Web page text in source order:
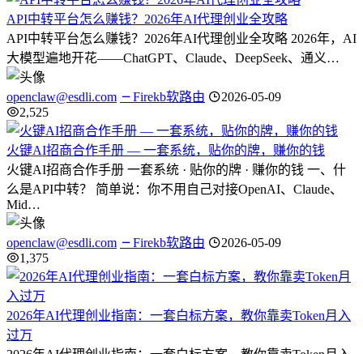
API中转平台怎么赚钱？2026年AI代理创业全攻略
API中转平台怎么赚钱？2026年AI代理创业全攻略 2026年，AI
大模型遍地开花——ChatGPT、Claude、DeepSeek、通义…
openclaw@esdli.com Firekb软路由
2026-05-09
2,525
火键AI招商合作手册 — 一套系统，贴你的牌，赚你的钱
火键AI招商合作手册 一套系统 · 贴你的牌 · 赚你的钱 一、什
么是API中转？ 简单说：你不用自己对接OpenAI、Claude、
Mid…
openclaw@esdli.com Firekb软路由
2026-05-09
1,375
2026年AI代理创业指南：一套白标方案，教你靠卖Token月入
过万